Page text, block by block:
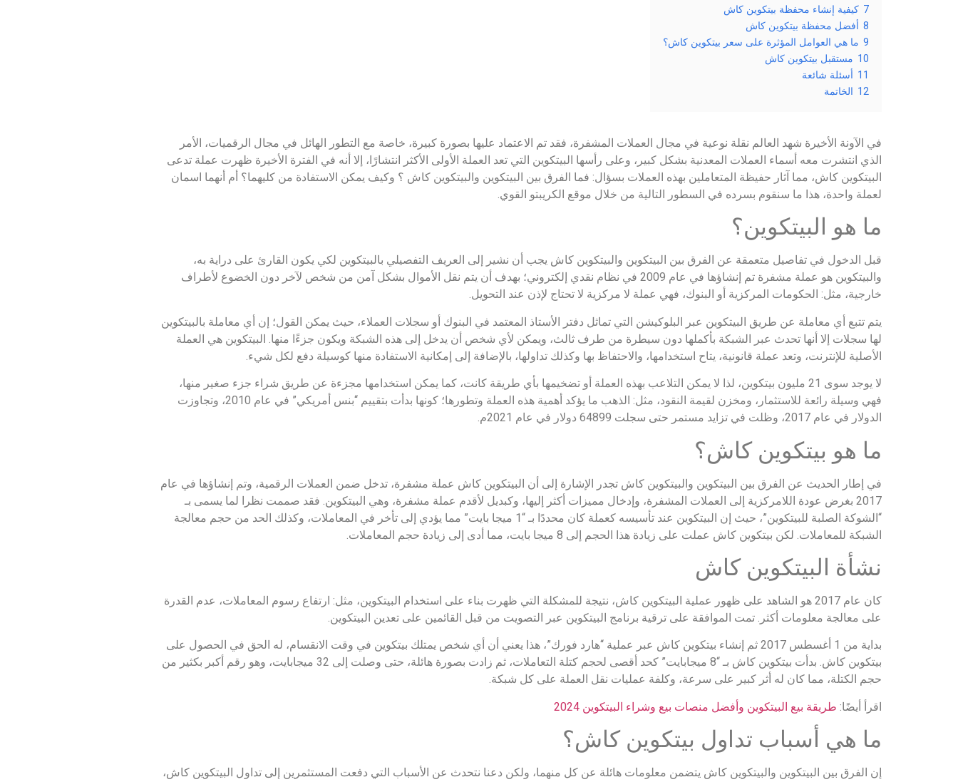
7 كيفية إنشاء محفظة بيتكوين كاش
8 أفضل محفظة بيتكوين كاش
9 ما هي العوامل المؤثرة على سعر بيتكوين كاش؟
10 مستقبل بيتكوين كاش
11 أسئلة شائعة
12 الخاتمة
في الآونة الأخيرة شهد العالم نقلة نوعية في مجال العملات المشفرة، فقد تم الاعتماد عليها بصورة كبيرة، خاصة مع التطور الهائل في مجال الرقميات، الأمر
الذي انتشرت معه أسماء العملات المعدنية بشكل كبير، وعلى رأسها البيتكوين التي تعد العملة الأولى الأكثر انتشارًا، إلا أنه في الفترة الأخيرة ظهرت عملة تدعى
البيتكوين كاش، مما آثار حفيظة المتعاملين بهذه العملات بسؤال: فما الفرق بين البيتكوين والبيتكوين كاش ؟ وكيف يمكن الاستفادة من كليهما؟ أم أنهما اسمان
لعملة واحدة، هذا ما سنقوم بسرده في السطور التالية من خلال موقع الكريبتو القوي.
ما هو البيتكوين؟
قبل الدخول في تفاصيل متعمقة عن الفرق بين البيتكوين والبيتكوين كاش يجب أن نشير إلى العريف التفصيلي بالبيتكوين لكي يكون القارئ على دراية به،
والبيتكوين هو عملة مشفرة تم إنشاؤها في عام 2009 في نظام نقدي إلكتروني؛ بهدف أن يتم نقل الأموال بشكل آمن من شخص لآخر دون الخضوع لأطراف
خارجية، مثل: الحكومات المركزية أو البنوك، فهي عملة لا مركزية لا تحتاج لإذن عند التحويل.
يتم تتبع أي معاملة عن طريق البيتكوين عبر البلوكيشن التي تماثل دفتر الأستاذ المعتمد في البنوك أو سجلات العملاء، حيث يمكن القول؛ إن أي معاملة بالبيتكوين
لها سجلات إلا أنها تحدث عبر الشبكة بأكملها دون سيطرة من طرف ثالث، ويمكن لأي شخص أن يدخل إلى هذه الشبكة ويكون جزءًا منها. البيتكوين هي العملة
الأصلية للإنترنت، وتعد عملة قانونية، يتاح استخدامها، والاحتفاظ بها وكذلك تداولها، بالإضافة إلى إمكانية الاستفادة منها كوسيلة دفع لكل شيء.
لا يوجد سوى 21 مليون بيتكوين، لذا لا يمكن التلاعب بهذه العملة أو تضخيمها بأي طريقة كانت، كما يمكن استخدامها مجزءة عن طريق شراء جزء صغير منها،
فهي وسيلة رائعة للاستثمار، ومخزن لقيمة النقود، مثل: الذهب ما يؤكد أهمية هذه العملة وتطورها؛ كونها بدأت بتقييم “بنس أمريكي” في عام 2010، وتجاوزت
الدولار في عام 2017، وظلت في تزايد مستمر حتى سجلت 64899 دولار في عام 2021م.
ما هو بيتكوين كاش؟
في إطار الحديث عن الفرق بين البيتكوين والبيتكوين كاش تجدر الإشارة إلى أن البيتكوين كاش عملة مشفرة، تدخل ضمن العملات الرقمية، وتم إنشاؤها في عام
2017 بغرض عودة اللامركزية إلى العملات المشفرة، وإدخال مميزات أكثر إليها، وكبديل لأقدم عملة مشفرة، وهي البيتكوين. فقد صممت نظرا لما يسمى بـ
“الشوكة الصلبة للبيتكوين”، حيث إن البيتكوين عند تأسيسه كعملة كان محددًا بـ “1 ميجا بايت” مما يؤدي إلى تأخر في المعاملات، وكذلك الحد من حجم معالجة
الشبكة للمعاملات. لكن بيتكوين كاش عملت على زيادة هذا الحجم إلى 8 ميجا بايت، مما أدى إلى زيادة حجم المعاملات.
نشأة البيتكوين كاش
كان عام 2017 هو الشاهد على ظهور عملية البيتكوين كاش، نتيجة للمشكلة التي ظهرت بناء على استخدام البيتكوين، مثل: ارتفاع رسوم المعاملات، عدم القدرة
على معالجة معلومات أكثر. تمت الموافقة على ترقية برنامج البيتكوين عبر التصويت من قبل القائمين على تعدين البيتكوين.
بداية من 1 أغسطس 2017 ثم إنشاء بيتكوين كاش عبر عملية “هارد فورك”، هذا يعني أن أي شخص يمتلك بيتكوين في وقت الانقسام، له الحق في الحصول على
بيتكوين كاش. بدأت بيتكوين كاش بـ “8 ميجابايت” كحد أقصى لحجم كتلة التعاملات، ثم زادت بصورة هائلة، حتى وصلت إلى 32 ميجابايت، وهو رقم أكبر بكثير من
حجم الكتلة، مما كان له أثر كبير على سرعة، وكلفة عمليات نقل العملة على كل شبكة.
اقرأ أيضًا: طريقة بيع البيتكوين وأفضل منصات بيع وشراء البيتكوين 2024
ما هي أسباب تداول بيتكوين كاش؟
إن الفرق بين البيتكوين والبيتكوين كاش يتضمن معلومات هائلة عن كل منهما، ولكن دعنا نتحدث عن الأسباب التي دفعت المستثمرين إلى تداول البيتكوين كاش،